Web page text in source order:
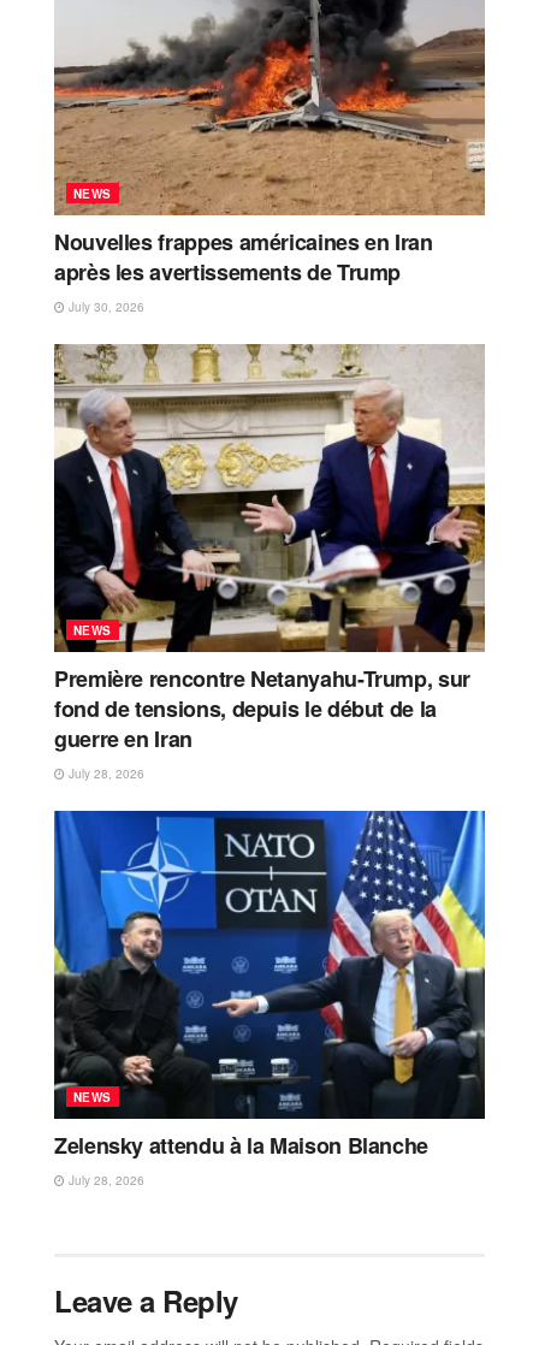
NEWS
Nouvelles frappes américaines en Iran
après les avertissements de Trump
July 30, 2026
NEWS
Première rencontre Netanyahu-Trump, sur
fond de tensions, depuis le début de la
guerre en Iran
July 28, 2026
NEWS
Zelensky attendu à la Maison Blanche
July 28, 2026
Leave a Reply